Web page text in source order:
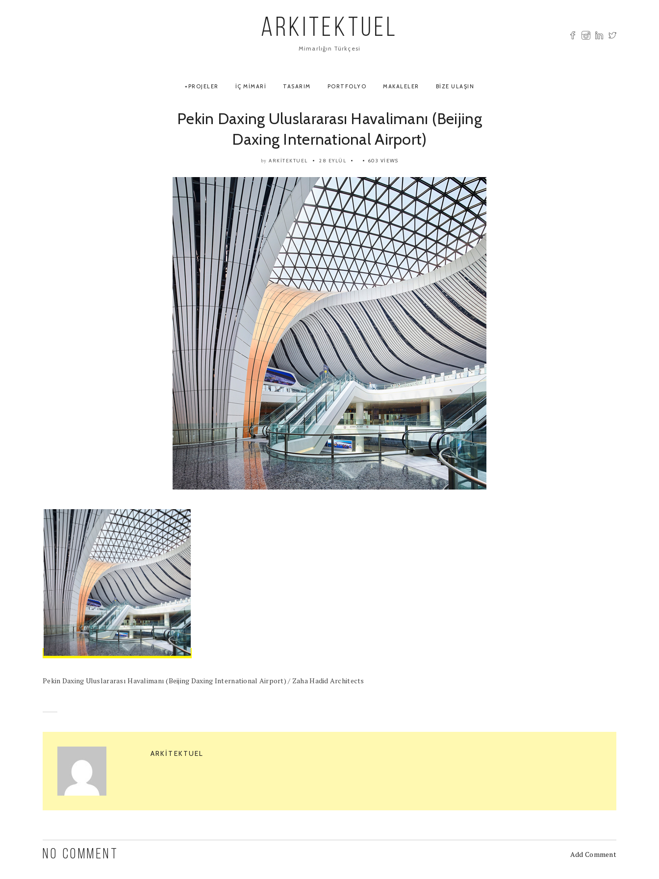
ARKITEKTUEL
Mimarlığın Türkçesi
PROJELER İÇ MIMARI TASARIM PORTFOLYO MAKALELER BIZE ULAŞIN
Pekin Daxing Uluslararası Havalimanı (Beijing
Daxing International Airport)
by ARKITEKTUEL 28 EYLÜL 603 VIEWS
Pekin Daxing Uluslararası Havalimanı (Beijing Daxing International Airport) / Zaha Hadid Architects
ARKITEKTUEL
NO COMMENT Add Comment